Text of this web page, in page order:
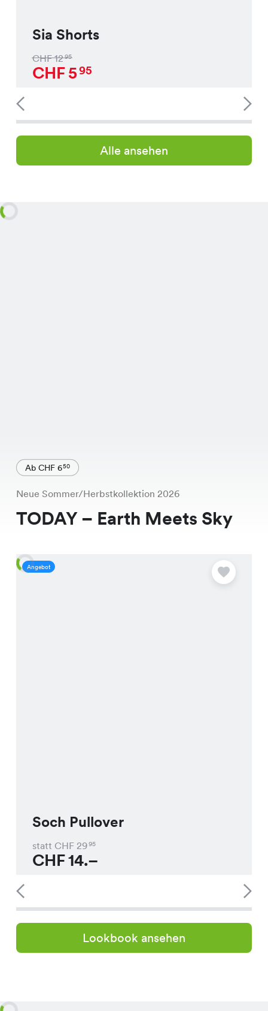
Sia Shorts
CHF1295
CHF595
Alle ansehen
Ab CHF 650
Neue Sommer/Herbstkollektion 2026
TODAY – Earth Meets Sky
Angebot
Soch Pullover
statt CHF 2995
CHF14.–
Lookbook ansehen